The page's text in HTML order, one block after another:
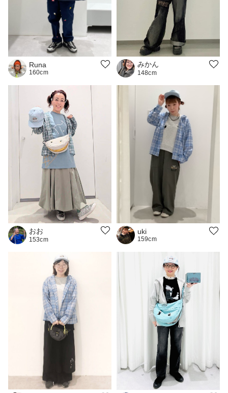
Runa
160cm
みかん
148cm
おお
153cm
uki
159cm